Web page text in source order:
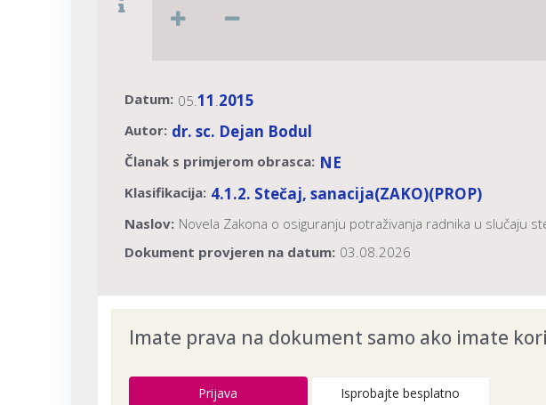
Datum: 05.11 .2015
Autor: dr. sc. Dejan Bodul
Članak s primjerom obrasca: NE
Klasifikacija: 4.1.2. Stečaj, sanacija(ZAKO)(PROP)
Naslov: Novela Zakona o osiguranju potraživanja radnika u slučaju
Dokument provjeren na datum: 03.08.2026
Imate prava na dokument samo ako imate
Prijava Isprobajte besplatno